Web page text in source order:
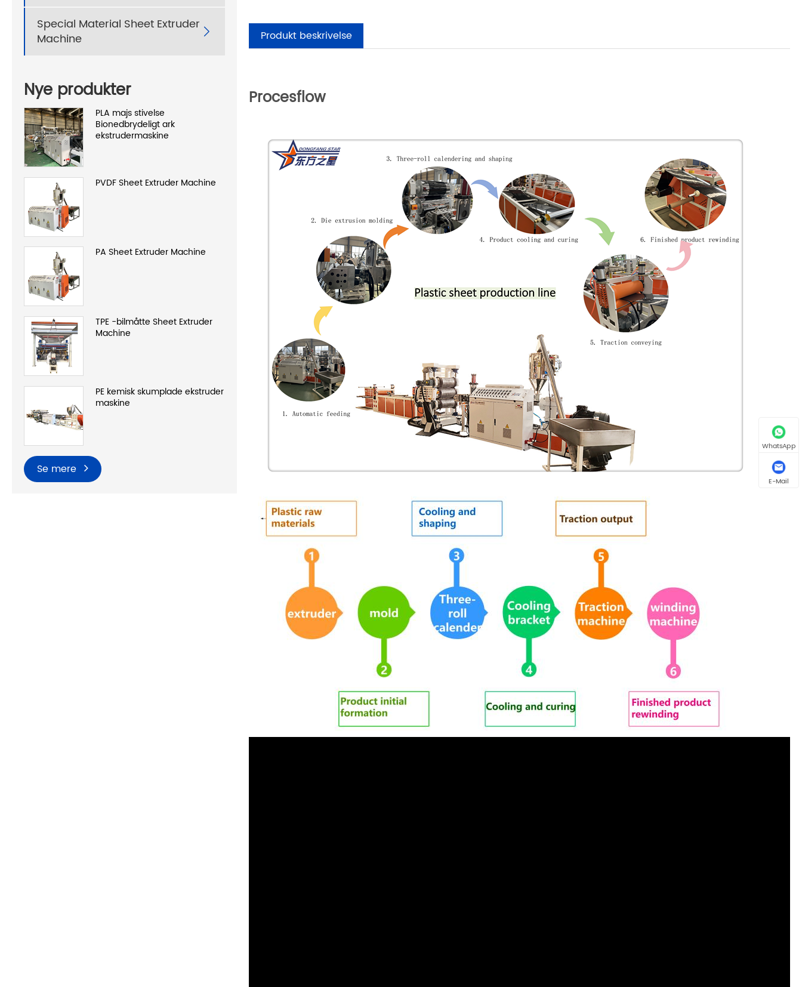
Special Material Sheet Extruder
Machine

Nye produkter
PLA majs stivelse
Bionedbrydeligt ark
ekstrudermaskine
PVDF Sheet Extruder Machine
PA Sheet Extruder Machine
TPE -bilmåtte Sheet Extruder
Machine
PE kemisk skumplade ekstruder
maskine
Se mere
Produkt beskrivelse
Procesflow
WhatsApp
E-Mail